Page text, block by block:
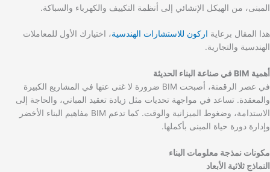
المبنى، من الهيكل الإنشائي إلى أنظمة التكييف والكهرباء والسباكة.
هذا المقال برعاية اركون للاستشارات الهندسية، اختيارك الأول للمعاملات
الهندسية والتجارية.
أهمية BIM في صناعة البناء الحديثة
في عصر الرقمنة، أصبحت BIM ضرورة لا غنى عنها في المشاريع الكبيرة
والمعقدة. تساعد في مواجهة تحديات مثل زيادة تعقيد المباني، والحاجة إلى
الاستدامة، وضغوط الميزانية والوقت. كما تدعم BIM مفاهيم البناء الأخضر
وإدارة دورة حياة المبنى بأكملها.
مكونات نمذجة معلومات البناء
النماذج ثلاثية الأبعاد